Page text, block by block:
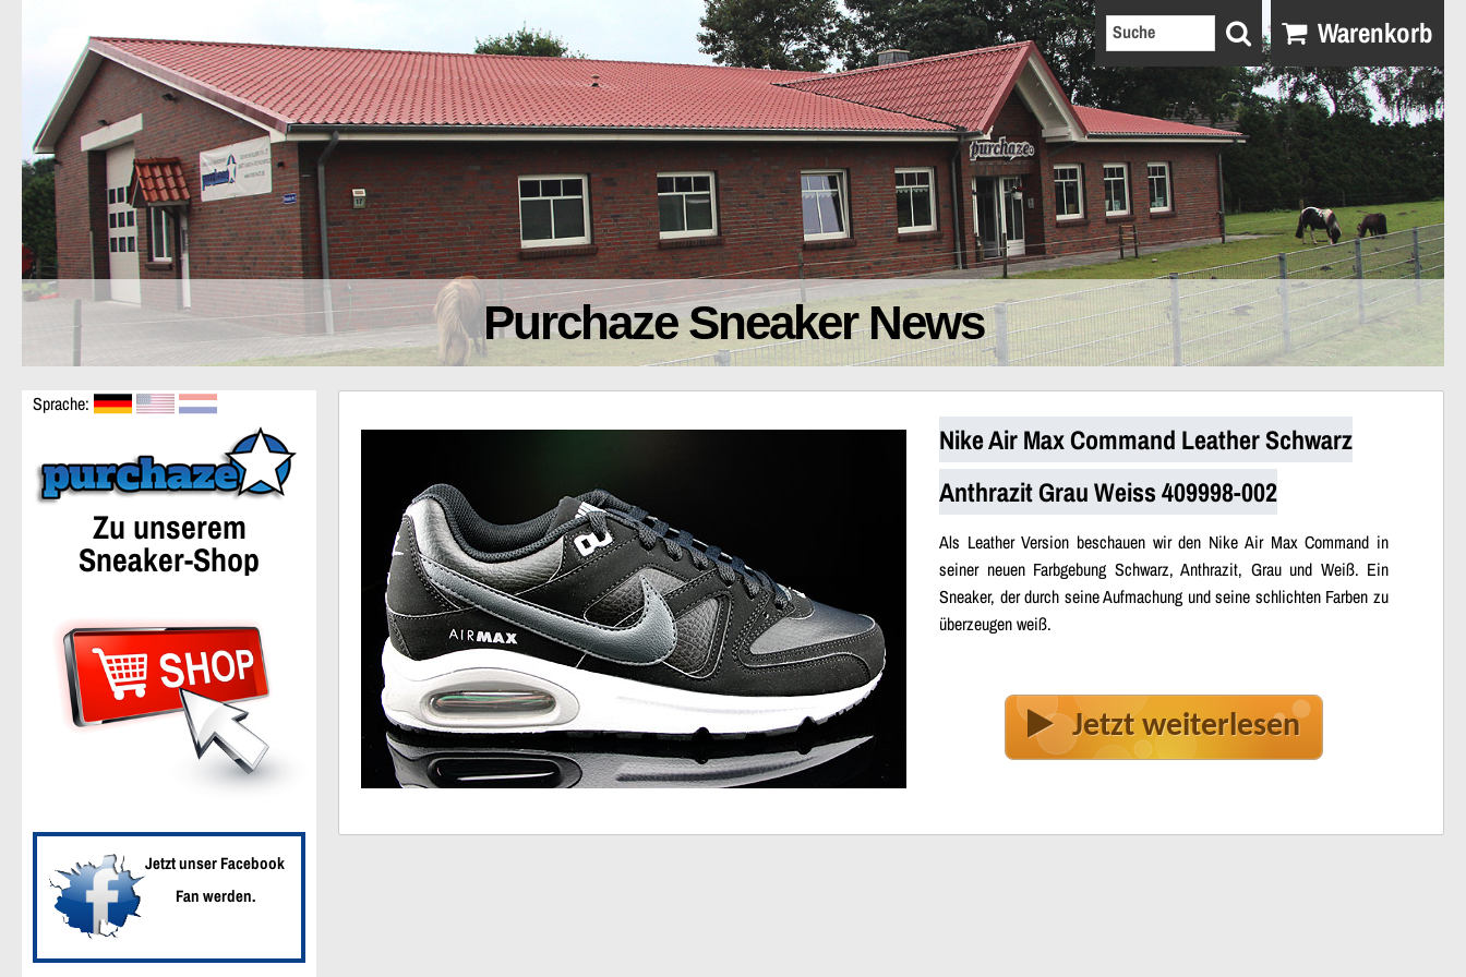
Purchaze Sneaker News
Warenkorb
Sprache:
Zu unserem
Sneaker-Shop
Jetzt unser Facebook
Fan werden.
Nike Air Max Command Leather Schwarz
Anthrazit Grau Weiss 409998-002
Als Leather Version beschauen wir den Nike Air Max Command in
seiner neuen Farbgebung Schwarz, Anthrazit, Grau und Weiß. Ein
Sneaker, der durch seine Aufmachung und seine schlichten Farben zu
überzeugen weiß.
Jetzt weiterlesen